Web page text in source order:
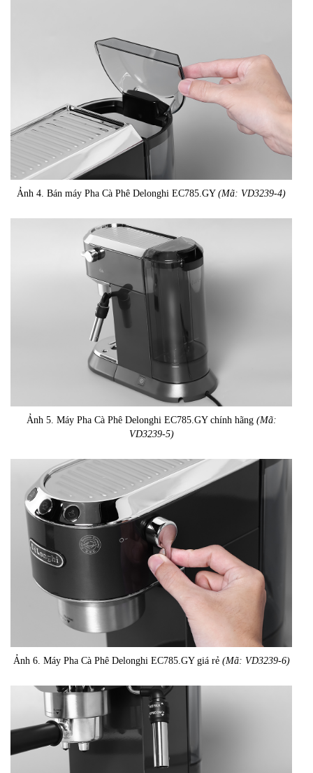
Ảnh 4. Bán máy Pha Cà Phê Delonghi EC785.GY (Mã: VD3239-4)
Ảnh 5. Máy Pha Cà Phê Delonghi EC785.GY chính hãng (Mã:
VD3239-5)
Ảnh 6. Máy Pha Cà Phê Delonghi EC785.GY giá rẻ (Mã: VD3239-6)